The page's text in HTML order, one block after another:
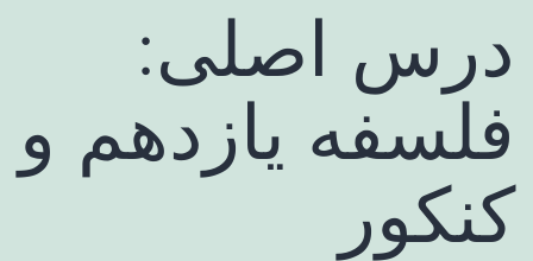
درس اصلی:
فلسفه یازدهم و
کنکور